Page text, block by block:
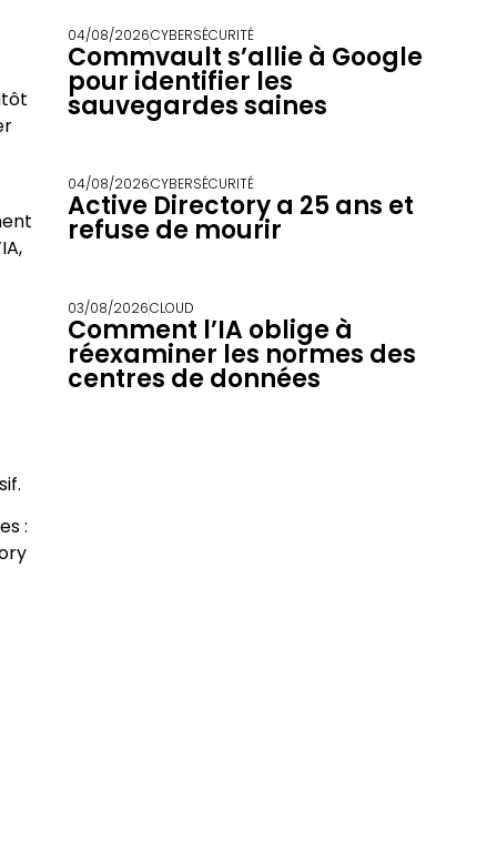
:
04/08/2026CYBERSÉCURITÉ
Commvault s’allie à Google
pour identifier les
sauvegardes saines
04/08/2026CYBERSÉCURITÉ
Active Directory a 25 ans et
refuse de mourir
03/08/2026CLOUD
Comment l’IA oblige à
réexaminer les normes des
centres de données